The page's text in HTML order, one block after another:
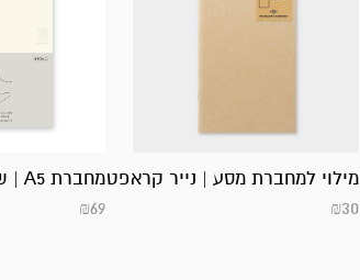
מילוי למחברת מסע | נייר קראפט
₪30
מחברת A5 | שורות
₪69